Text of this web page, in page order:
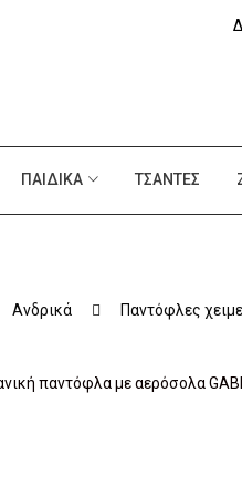
ΠΑΙΔΙΚΆ ΤΣΆΝΤΕΣ
Ανδρικά Παντόφλες